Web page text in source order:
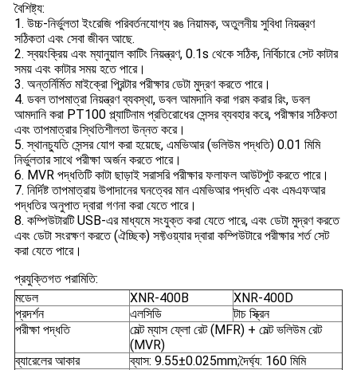
বৈশিষ্ট্য:
1. উচ্চ-নির্ভুলতা ইংরেজি পরিবর্তনযোগ্য রঙ নিয়ামক, অতুলনীয় সুবিধা নিয়ন্ত্রণ
সঠিকতা এবং সেবা জীবন আছে.
2. স্বয়ংক্রিয় এবং ম্যানুয়াল কাটিং নিয়ন্ত্রণ, 0.1s থেকে সঠিক, নির্বিচারে সেট কাটার
সময় এবং কাটার সময় হতে পারে।
3. অন্তর্নির্মিত মাইক্রো প্রিন্টার পরীক্ষার ডেটা মুদ্রণ করতে পারে।
4. ডবল তাপমাত্রা নিয়ন্ত্রণ ব্যবস্থা, ডবল আমদানি করা গরম করার রিং, ডবল
আমদানি করা PT100 প্ল্যাটিনাম প্রতিরোধের সেন্সর ব্যবহার করে, পরীক্ষার সঠিকতা
এবং তাপমাত্রার স্থিতিশীলতা উন্নত করে।
5. স্থানচ্যুতি সেন্সর যোগ করা হয়েছে, এমভিআর (ভলিউম পদ্ধতি) 0.01 মিমি
নির্ভুলতার সাথে পরীক্ষা অর্জন করতে পারে।
6. MVR পদ্ধতিটি কাটা ছাড়াই সরাসরি পরীক্ষার ফলাফল আউটপুট করতে পারে।
7. নির্দিষ্ট তাপমাত্রায় উপাদানের ঘনত্বের মান এমভিআর পদ্ধতি এবং এমএফআর
পদ্ধতির অনুপাত দ্বারা গণনা করা যেতে পারে।
8. কম্পিউটারটি USB-এর মাধ্যমে সংযুক্ত করা যেতে পারে, এবং ডেটা মুদ্রণ করতে
এবং ডেটা সংরক্ষণ করতে (ঐচ্ছিক) সফ্টওয়্যার দ্বারা কম্পিউটারে পরীক্ষার শর্ত সেট
করা যেতে পারে।
প্রযুক্তিগত পরামিতি:
মডেল
XNR-400B
XNR-400D
প্রদর্শন
এলসিডি
টাচ স্ক্রিন
পরীক্ষা পদ্ধতি
মেল্ট ম্যাস ফ্লো রেট (MFR) + মেল্ট ভলিউম রেট
(MVR)
ব্যারেলের আকার
ব্যাস: 9.55±0.025mm;দৈর্ঘ্য: 160 মিমি